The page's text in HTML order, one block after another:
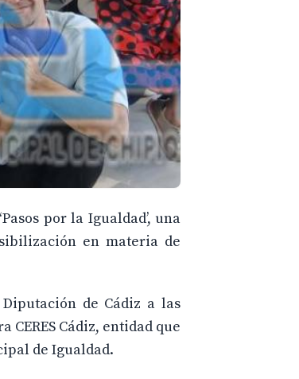
por la Igualdad’, una
en materia de
de Cádiz a las
Cádiz, entidad que
de Igualdad.